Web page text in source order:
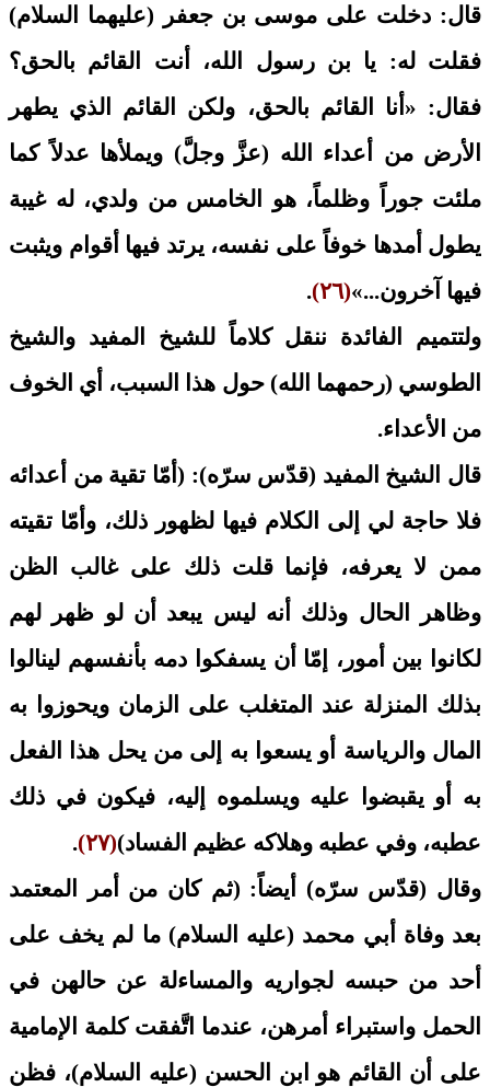
قال: دخلت على موسى بن جعفر (عليهما السلام)
فقلت له: يا بن رسول الله، أنت القائم بالحق؟
فقال: «أنا القائم بالحق، ولكن القائم الذي يطهر
الأرض من أعداء الله (عزَّ وجلَّ) ويملأها عدلاً كما
ملئت جوراً وظلماً، هو الخامس من ولدي، له غيبة
يطول أمدها خوفاً على نفسه، يرتد فيها أقوام ويثبت
فيها آخرون...»(٢٦)
.
ولتتميم الفائدة ننقل كلاماً للشيخ المفيد والشيخ
الطوسي (رحمهما الله) حول هذا السبب، أي الخوف
من الأعداء.
قال الشيخ المفيد (قدّس سرّه): (أمّا تقية من أعدائه
فلا حاجة لي إلى الكلام فيها لظهور ذلك، وأمّا تقيته
ممن لا يعرفه، فإنما قلت ذلك على غالب الظن
وظاهر الحال وذلك أنه ليس يبعد أن لو ظهر لهم
لكانوا بين أمور، إمّا أن يسفكوا دمه بأنفسهم لينالوا
بذلك المنزلة عند المتغلب على الزمان ويحوزوا به
المال والرياسة أو يسعوا به إلى من يحل هذا الفعل
به أو يقبضوا عليه ويسلموه إليه، فيكون في ذلك
عطبه، وفي عطبه وهلاكه عظيم الفساد)(٢٧)
.
وقال (قدّس سرّه) أيضاً: (ثم كان من أمر المعتمد
بعد وفاة أبي محمد (عليه السلام) ما لم يخف على
أحد من حبسه لجواريه والمساءلة عن حالهن في
الحمل واستبراء أمرهن، عندما اتَّفقت كلمة الإمامية
على أن القائم هو ابن الحسن (عليه السلام)، فظن